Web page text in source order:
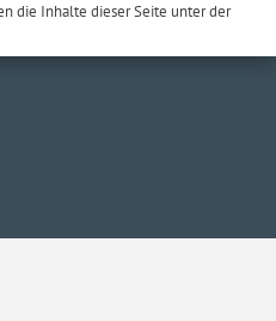
die Inhalte dieser Seite unter der